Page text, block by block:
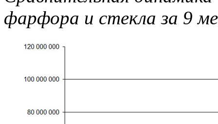
фарфора и стекла за 9